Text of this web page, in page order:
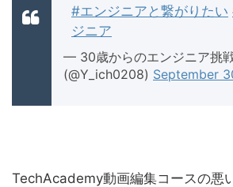
#エンジニアと繋がりたい
ジニア
— 30歳からのエンジニア挑
(@Y_ich0208) September
TechAcademy動画編集コースの悪